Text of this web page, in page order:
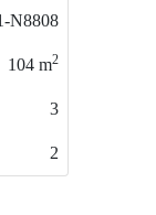
V1-N8579
106m